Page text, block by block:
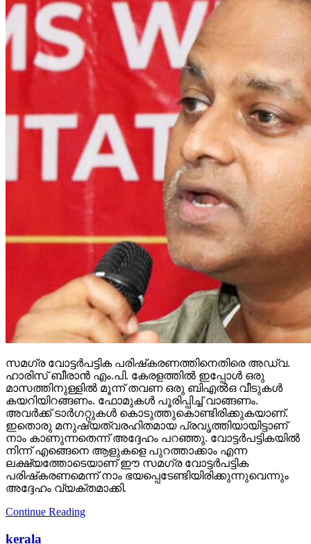
സമഗ്ര വോട്ടര്‍പട്ടിക പരിഷ്‌കരണത്തിനെതിരെ അഡ്വ.
ഹാരിസ് ബീരാന്‍ എം.പി. കേരളത്തില്‍ ഇപ്പോള്‍ ഒരു
മാസത്തിനുള്ളില്‍ മൂന്ന് തവണ ഒരു ബിഎല്‍ഒ വീടുകള്‍
കയറിയിറങ്ങണം. ഫോമുകള്‍ പൂരിപ്പിച്ച് വാങ്ങണം.
അവര്‍ക്ക് ടാര്‍ഗറ്റുകള്‍ കൊടുത്തുകൊണ്ടിരിക്കുകയാണ്.
ഇതൊരു മനുഷ്യത്വരഹിതമായ പ്രവൃത്തിയായിട്ടാണ്
നാം കാണുന്നതെന്ന് അദ്ദേഹം പറഞ്ഞു. വോട്ടര്‍പട്ടികയില്‍
നിന്ന് എങ്ങെനെ ആളുകളെ പുറത്താക്കാം എന്ന
ലക്ഷ്യത്തോടെയാണ് ഈ സമഗ്ര വോട്ടര്‍പട്ടിക
പരിഷ്‌കരണമെന്ന് നാം ഭയപ്പെടേണ്ടിയിരിക്കുന്നുവെന്നും
അദ്ദേഹം വ്യക്തമാക്കി.
Continue Reading
kerala